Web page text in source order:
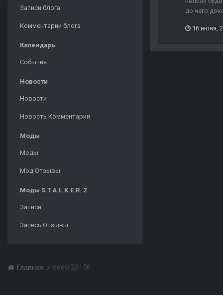
Записи блога
Комментарии блога
Календарь
События
Новости
Новости
Новость Комментарии
Моды
Моды
Мод Отзывы
Моды S.T.A.L.K.E.R. 2
Записи
Запись Отзывы
до чего
16 июня,
Главная sedoi23156